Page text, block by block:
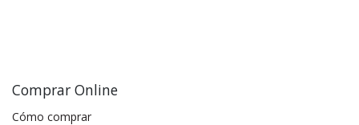
Comprar Online
Cómo comprar